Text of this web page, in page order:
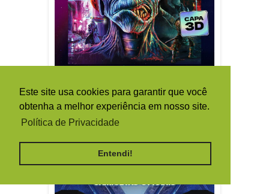
Este site usa cookies para garantir que você
obtenha a melhor experiência em nosso site.
Política de Privacidade
Entendi!